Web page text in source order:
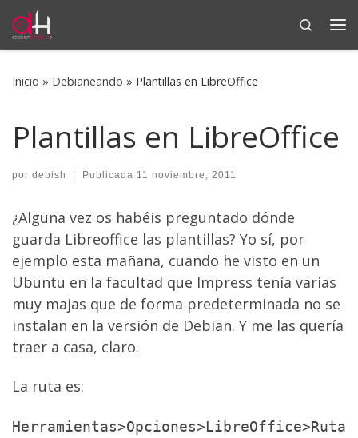
Saltar al contenido
Search
Inicio » Debianeando » Plantillas en LibreOffice
Plantillas en LibreOffice
por debish | Publicada 11 noviembre, 2011
¿Alguna vez os habéis preguntado dónde
guarda Libreoffice las plantillas? Yo sí, por
ejemplo esta mañana, cuando he visto en un
Ubuntu en la facultad que Impress tenía varias
muy majas que de forma predeterminada no se
instalan en la versión de Debian. Y me las quería
traer a casa, claro.
La ruta es:
Herramientas>Opciones>LibreOffice>Ruta